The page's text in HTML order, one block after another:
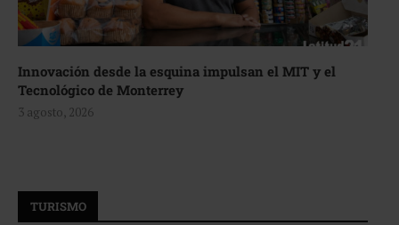
Innovación desde la esquina impulsan el MIT y el
Tecnológico de Monterrey
3 agosto, 2026
TURISMO